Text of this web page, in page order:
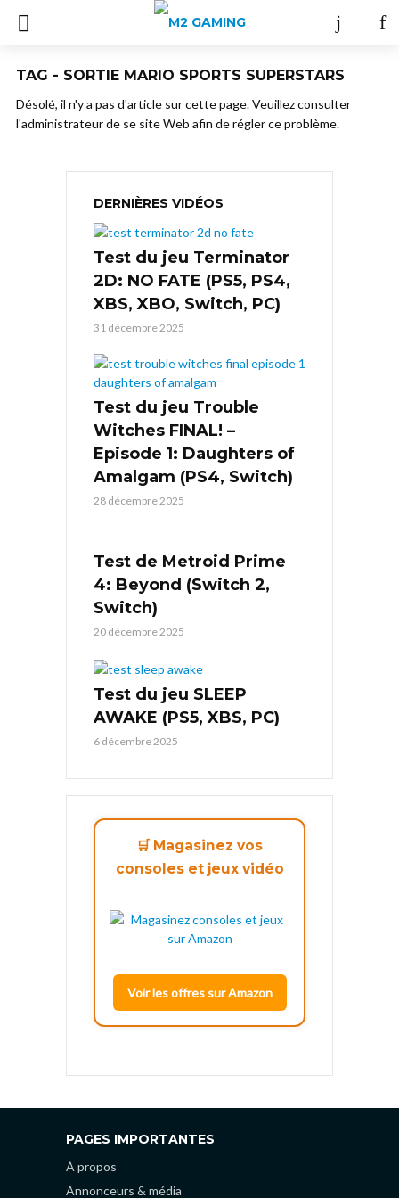
TAG - SORTIE MARIO SPORTS SUPERSTARS
Désolé, il n'y a pas d'article sur cette page. Veuillez consulter
l'administrateur de se site Web afin de régler ce problème.
DERNIÈRES VIDÉOS
Test du jeu Terminator
2D: NO FATE (PS5, PS4,
XBS, XBO, Switch, PC)
31 décembre 2025
Test du jeu Trouble
Witches FINAL! –
Episode 1: Daughters of
Amalgam (PS4, Switch)
28 décembre 2025
Test de Metroid Prime
4: Beyond (Switch 2,
Switch)
20 décembre 2025
Test du jeu SLEEP
AWAKE (PS5, XBS, PC)
6 décembre 2025
🛒 Magasinez vos
consoles et jeux vidéo
Voir les offres sur Amazon
PAGES IMPORTANTES
À propos
Annonceurs & média